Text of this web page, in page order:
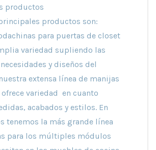
productos
productos son:
para puertas de closet
variedad supliendo las
y diseños del
extensa línea de manijas
ofrece variedad en cuanto
acabados y estilos. En
tenemos la más grande línea
para los múltiples módulos